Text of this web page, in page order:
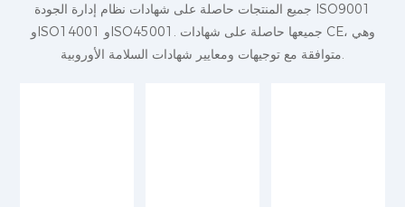
جميع المنتجات حاصلة على شهادات نظام إدارة الجودة ISO9001
وISO14001 وISO45001. جميعها حاصلة على شهادات CE، وهي
متوافقة مع توجيهات ومعايير شهادات السلامة الأوروبية.